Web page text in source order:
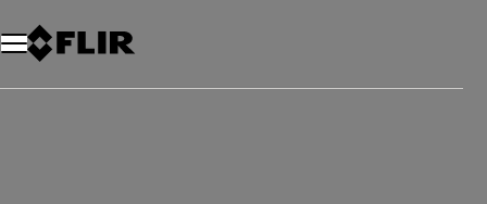
Unread messages
Modèle
Supprimer
articles
article
Ajouter au panier
Ajouté au panier